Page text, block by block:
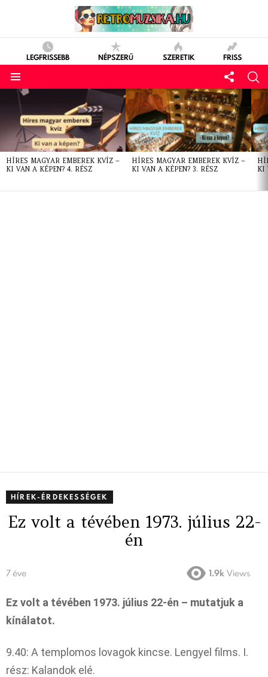
LEGFRISSEBB NÉPSZERŰ SZERETIK FRISS
LATEST
STORIES
HÍRES MAGYAR EMBEREK KVÍZ –
KI VAN A KÉPEN? 4. RÉSZ
HÍRES MAGYAR EMBEREK KVÍZ –
KI VAN A KÉPEN? 3. RÉSZ
KI
HÍREK-ÉRDEKESSÉGEK
Ez volt a tévében 1973. július 22-
én
7 éve 1.9k Views
Ez volt a tévében 1973. július 22-én – mutatjuk a
kínálatot.
9.40: A templomos lovagok kincse. Lengyel films. I.
rész: Kalandok elé.